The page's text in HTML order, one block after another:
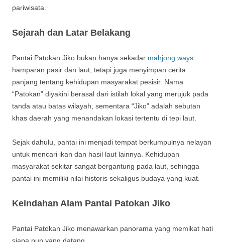
pariwisata.
Sejarah dan Latar Belakang
Pantai Patokan Jiko bukan hanya sekadar mahjong ways
hamparan pasir dan laut, tetapi juga menyimpan cerita
panjang tentang kehidupan masyarakat pesisir. Nama
“Patokan” diyakini berasal dari istilah lokal yang merujuk pada
tanda atau batas wilayah, sementara “Jiko” adalah sebutan
khas daerah yang menandakan lokasi tertentu di tepi laut.
Sejak dahulu, pantai ini menjadi tempat berkumpulnya nelayan
untuk mencari ikan dan hasil laut lainnya. Kehidupan
masyarakat sekitar sangat bergantung pada laut, sehingga
pantai ini memiliki nilai historis sekaligus budaya yang kuat.
Keindahan Alam Pantai Patokan Jiko
Pantai Patokan Jiko menawarkan panorama yang memikat hati